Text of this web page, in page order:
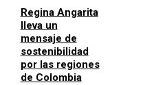
Regina Angarita
lleva un
mensaje de
sostenibilidad
por las regiones
de Colombia